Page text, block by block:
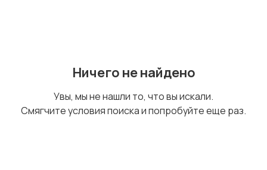
Ничего не найдено
Увы, мы не нашли то, что вы искали.
Смягчите условия поиска и попробуйте еще раз.